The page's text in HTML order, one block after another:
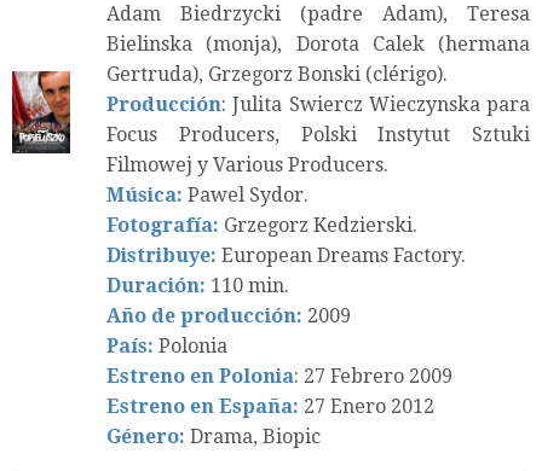
Adam Biedrzycki (padre Adam), Teresa
Bielinska (monja), Dorota Calek (hermana
Gertruda), Grzegorz Bonski (clérigo).
Producción: Julita Swiercz Wieczynska para
Focus Producers, Polski Instytut Sztuki
Filmowej y Various Producers.
Música: Pawel Sydor.
Fotografía: Grzegorz Kedzierski.
Distribuye: European Dreams Factory.
Duración: 110 min.
Año de producción: 2009
País: Polonia
Estreno en Polonia: 27 Febrero 2009
Estreno en España: 27 Enero 2012
Género: Drama, Biopic